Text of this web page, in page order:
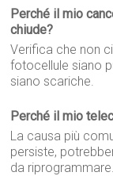
Perché il mio
chiude?
Verifica che non
fotocellule siano
siano scariche.
Perché il mio
La causa più
persiste,
da riprogrammare.